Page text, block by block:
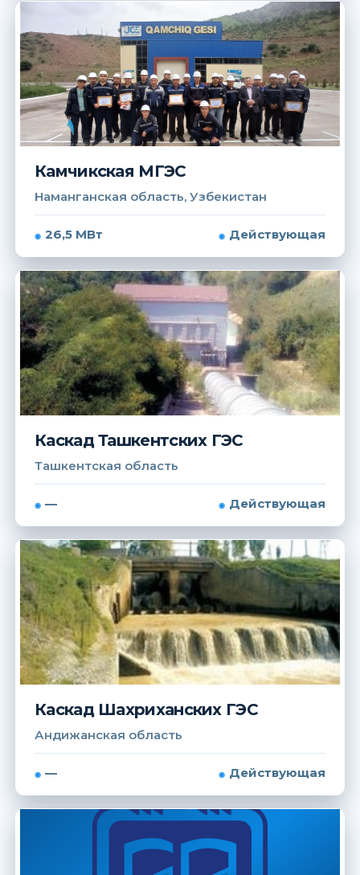
Камчикская МГЭС
Наманганская область, Узбекистан
26,5 МВт Действующая
Каскад Ташкентских ГЭС
Ташкентская область
— Действующая
Каскад Шахриханских ГЭС
Андижанская область
— Действующая